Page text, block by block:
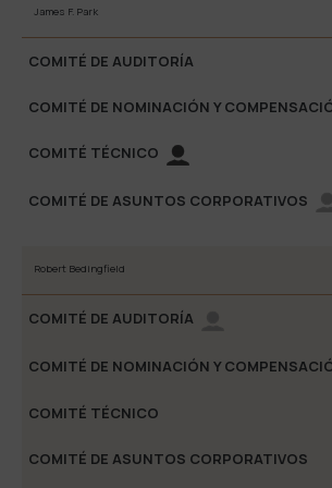
James F. Park
Robert Bedingfield